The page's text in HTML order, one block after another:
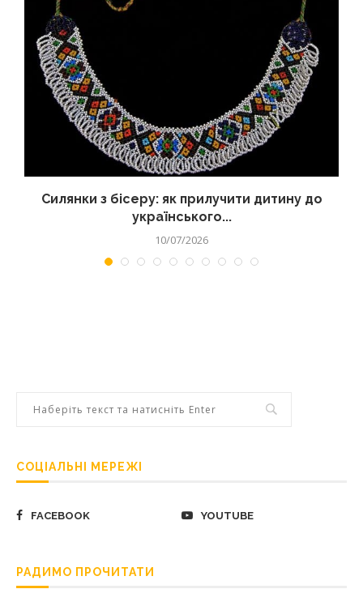
Силянки з бісеру: як прилучити дитину до
українського...
10/07/2026
СОЦІАЛЬНІ МЕРЕЖІ
FACEBOOK YOUTUBE
РАДИМО ПРОЧИТАТИ